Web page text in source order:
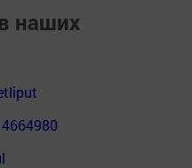
наших